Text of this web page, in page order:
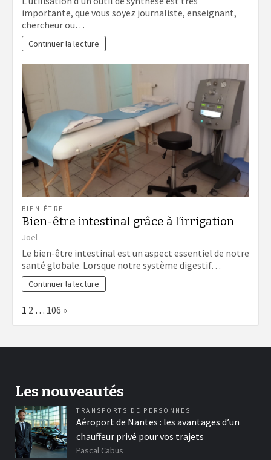
importante, que vous soyez journaliste, enseignant,
chercheur ou…
Continuer la lecture
BIEN-ÊTRE
Bien-être intestinal grâce à l’irrigation
Joel
Le bien-être intestinal est un aspect essentiel de notre
santé globale. Lorsque notre système digestif…
Continuer la lecture
Page:
1 2 … 106 Next
»
Les nouveautés
TRANSPORTS DE PERSONNES
Aéroport de Nantes : les avantages d’un
chauffeur privé pour vos trajets
Pascal Cabus